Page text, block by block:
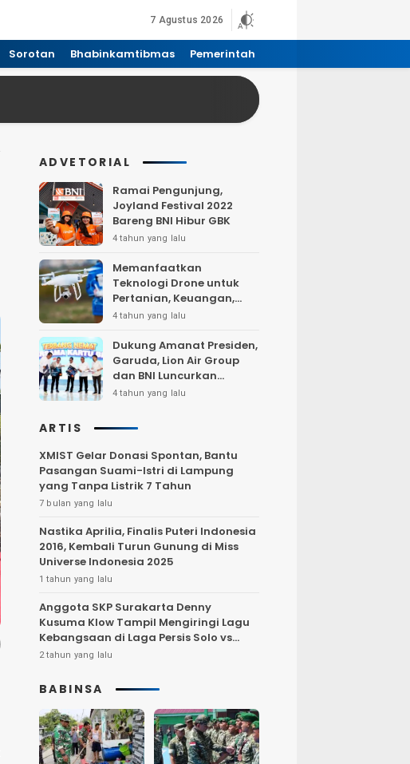
7 Agustus 2026
Sorotan Bhabinkamtibmas Pemerintah
ADVETORIAL
Ramai Pengunjung,
Joyland Festival 2022
Bareng BNI Hibur GBK
4 tahun yang lalu
Memanfaatkan
Teknologi Drone untuk
Pertanian, Keuangan,
Pertambangan, Real
Telekomunikasi.
4 tahun yang lalu
Dukung Amanat Presiden,
Garuda, Lion Air Group
dan BNI Luncurkan
Program Terbang Hemat
4 tahun yang lalu
ARTIS
XMIST Gelar Donasi Spontan, Bantu
Pasangan Suami-Istri di Lampung
yang Tanpa Listrik 7 Tahun
7 bulan yang lalu
Nastika Aprilia, Finalis Puteri Indonesia
2016, Kembali Turun Gunung di Miss
Universe Indonesia 2025
1 tahun yang lalu
Anggota SKP Surakarta Denny
Kusuma Klow Tampil Mengiringi Lagu
Kebangsaan di Laga Persis Solo vs
Persija Jakarta
2 tahun yang lalu
BABINSA